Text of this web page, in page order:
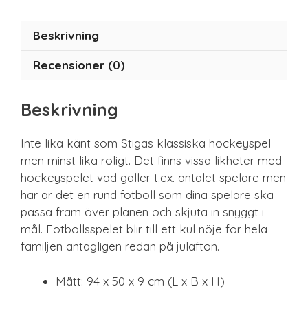
Beskrivning
Recensioner (0)
Beskrivning
Inte lika känt som Stigas klassiska hockeyspel
men minst lika roligt. Det finns vissa likheter med
hockeyspelet vad gäller t.ex. antalet spelare men
här är det en rund fotboll som dina spelare ska
passa fram över planen och skjuta in snyggt i
mål. Fotbollsspelet blir till ett kul nöje för hela
familjen antagligen redan på julafton.
Mått: 94 x 50 x 9 cm (L x B x H)